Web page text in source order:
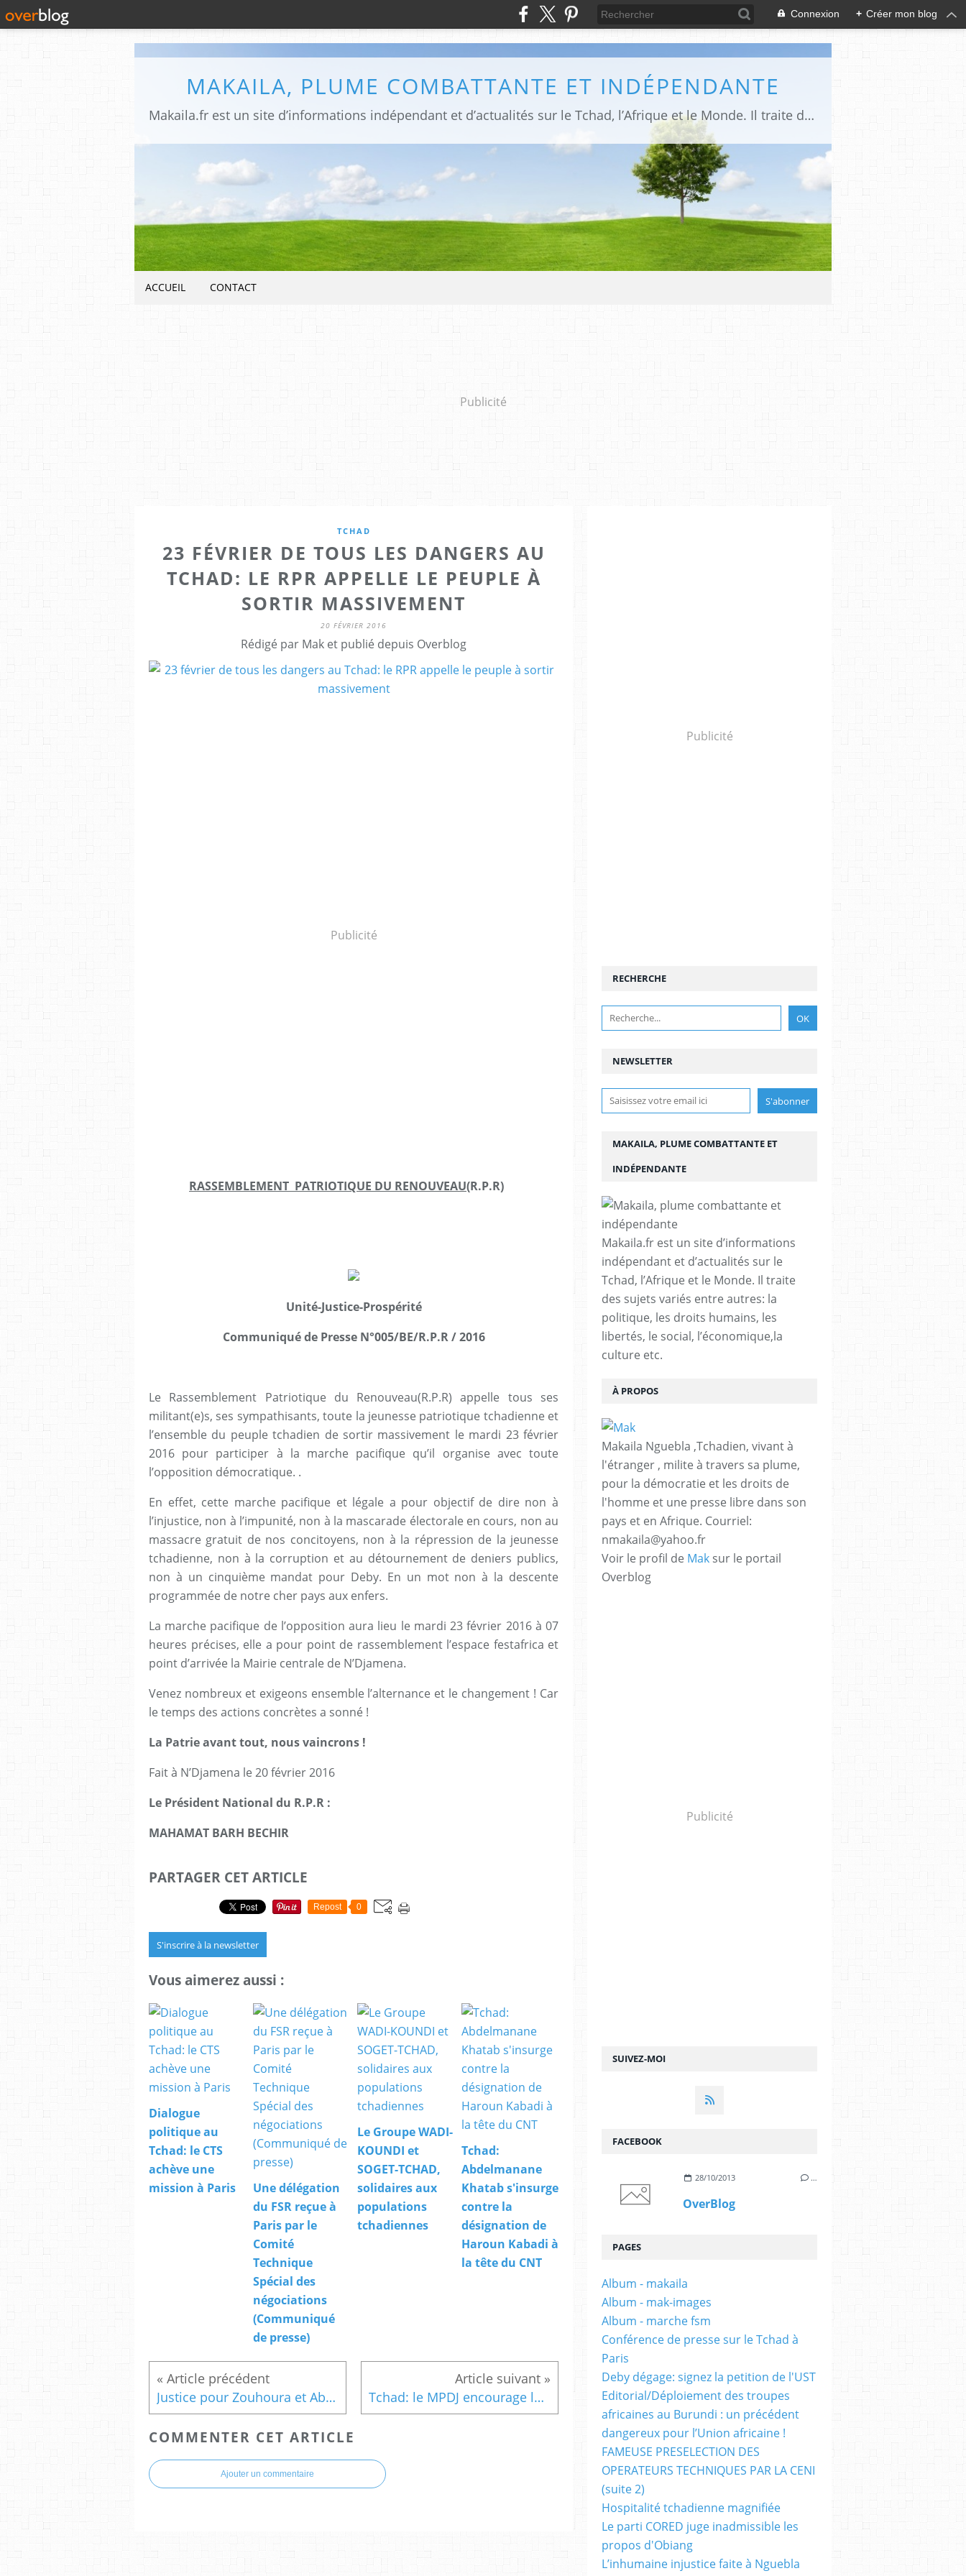
Connexion + Créer mon blog
MAKAILA, PLUME COMBATTANTE ET INDÉPENDANTE
Makaila.fr est un site d’informations indépendant et d’actualités sur le Tchad, l’Afrique et le Monde. Il traite des sujets variés entre autres: la politique, les droits humains, les libertés, le social, l’économique,la culture etc.
ACCUEIL CONTACT
Publicité
TCHAD
23 FÉVRIER DE TOUS LES DANGERS AU
TCHAD: LE RPR APPELLE LE PEUPLE À
SORTIR MASSIVEMENT
20 FÉVRIER 2016
Rédigé par Mak et publié depuis Overblog
Publicité
RASSEMBLEMENT PATRIOTIQUE DU RENOUVEAU(R.P.R)
Unité-Justice-Prospérité
Communiqué de Presse N°005/BE/R.P.R / 2016
Le Rassemblement Patriotique du Renouveau(R.P.R) appelle tous ses
militant(e)s, ses sympathisants, toute la jeunesse patriotique tchadienne et
l’ensemble du peuple tchadien de sortir massivement le mardi 23 février
2016 pour participer à la marche pacifique qu’il organise avec toute
l’opposition démocratique. .
En effet, cette marche pacifique et légale a pour objectif de dire non à
l’injustice, non à l’impunité, non à la mascarade électorale en cours, non au
massacre gratuit de nos concitoyens, non à la répression de la jeunesse
tchadienne, non à la corruption et au détournement de deniers publics,
non à un cinquième mandat pour Deby. En un mot non à la descente
programmée de notre cher pays aux enfers.
La marche pacifique de l’opposition aura lieu le mardi 23 février 2016 à 07
heures précises, elle a pour point de rassemblement l’espace festafrica et
point d’arrivée la Mairie centrale de N’Djamena.
Venez nombreux et exigeons ensemble l’alternance et le changement ! Car
le temps des actions concrètes a sonné !
La Patrie avant tout, nous vaincrons !
Fait à N’Djamena le 20 février 2016
Le Président National du R.P.R :
MAHAMAT BARH BECHIR
PARTAGER CET ARTICLE
Repost 0
S'inscrire à la newsletter
Vous aimerez aussi :
Dialogue
politique au
Tchad: le CTS
achève une
mission à Paris
Une délégation
du FSR reçue à
Paris par le
Comité
Technique
Spécial des
négociations
(Communiqué
de presse)
Le Groupe WADI-
KOUNDI et
SOGET-TCHAD,
solidaires aux
populations
tchadiennes
Tchad:
Abdelmanane
Khatab s'insurge
contre la
désignation de
Haroun Kabadi à
la tête du CNT
Justice pour Zouhoura et Abbachou: marche à strasbourg Tchad: le MPDJ encourage le peuple pour sa prise de conscience
COMMENTER CET ARTICLE
Ajouter un commentaire
Publicité
NEWSLETTER
SUIVEZ-MOI
RECHERCHE
MAKAILA, PLUME COMBATTANTE ET
INDÉPENDANTE
Makaila.fr est un site d’informations
indépendant et d’actualités sur le
Tchad, l’Afrique et le Monde. Il traite
des sujets variés entre autres: la
politique, les droits humains, les
libertés, le social, l’économique,la
culture etc.
À PROPOS
Makaila Nguebla ,Tchadien, vivant à
l'étranger , milite à travers sa plume,
pour la démocratie et les droits de
l'homme et une presse libre dans son
pays et en Afrique. Courriel:
nmakaila@yahoo.fr
Voir le profil de Mak sur le portail
Overblog
Publicité
FACEBOOK
28/10/2013 …
OverBlog
PAGES
Album - makaila
Album - mak-images
Album - marche fsm
Conférence de presse sur le Tchad à
Paris
Deby dégage: signez la petition de l'UST
Editorial/Déploiement des troupes
africaines au Burundi : un précédent
dangereux pour l’Union africaine !
FAMEUSE PRESELECTION DES
OPERATEURS TECHNIQUES PAR LA CENI
(suite 2)
Hospitalité tchadienne magnifiée
Le parti CORED juge inadmissible les
propos d'Obiang
L’inhumaine injustice faite à Nguebla